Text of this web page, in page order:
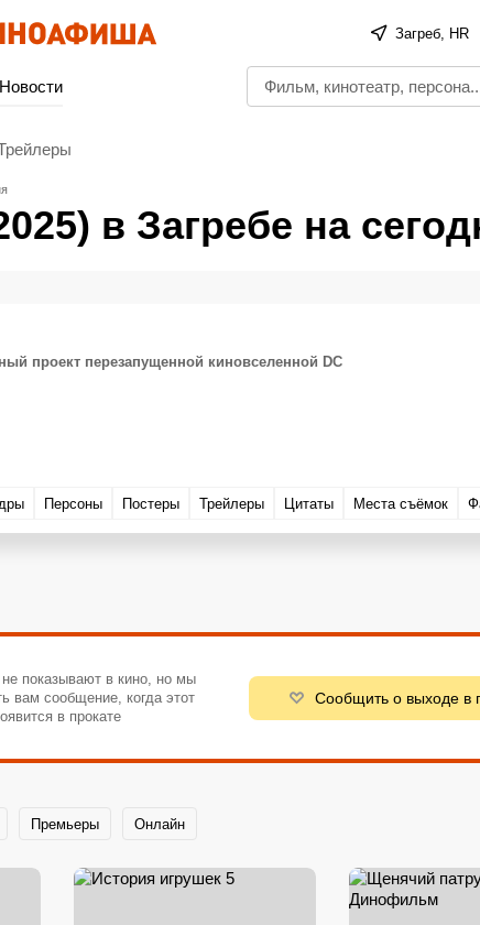
Загреб, HR
Новости
в Загребе на
проект перезапущенной киновселенной DC
Персоны Постеры Трейлеры Цитаты Места съёмок
показывают в кино, но мы
вам сообщение, когда этот
в прокате
Сообщить о выходе в
Премьеры Онлайн